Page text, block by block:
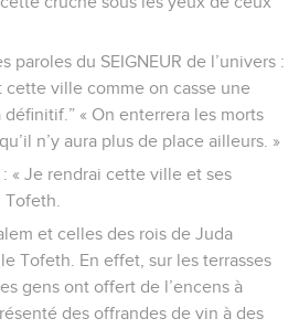
paroles du SEIGNEUR de l’univers :
cette ville comme on casse une
« On enterrera les morts
n’y aura plus de place ailleurs. »
: « Je rendrai cette ville et ses
et celles des rois de Juda
Tofeth. En effet, sur les terrasses
gens ont offert de l’encens à
des offrandes de vin à des